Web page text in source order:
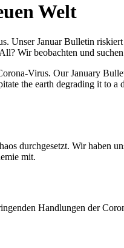
Welt
Unser Januar Bulletin
Wir beobachten und
Virus. Our January
the earth degrading it to a
durchgesetzt. Wir haben
mit.
Handlungen der